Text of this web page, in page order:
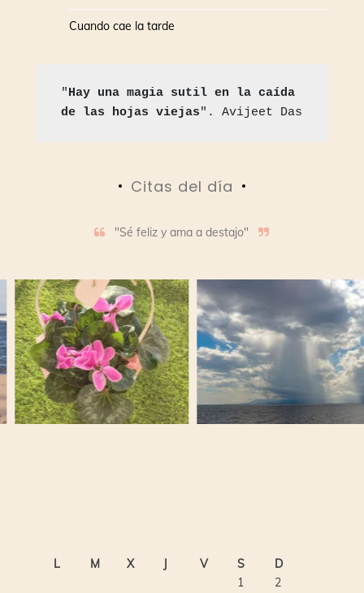
Cuando cae la tarde
"Hay una magia sutil en la caída
de las hojas viejas". Avijeet Das
Citas del día
"Sé feliz y ama a destajo"
L M X J V S
D
1
2